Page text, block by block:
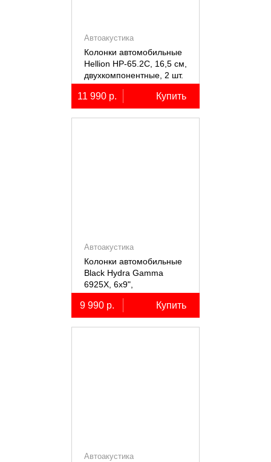
Автоакустика
Колонки автомобильные
Hellion HP-65.2С, 16,5 см,
двухкомпонентные, 2 шт.
11 990 р. Купить
Автоакустика
Колонки автомобильные
Black Hydra Gamma
6925X, 6х9",
коаксиальные
двухполосные, 2 шт.
9 990 р. Купить
Автоакустика